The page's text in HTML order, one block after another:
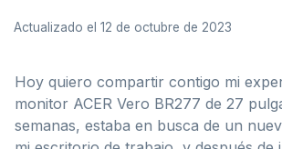
Actualizado el 12 de octubre de 2023
Hoy quiero compartir contigo mi
monitor ACER Vero BR277 de 27
semanas, estaba en busca de un